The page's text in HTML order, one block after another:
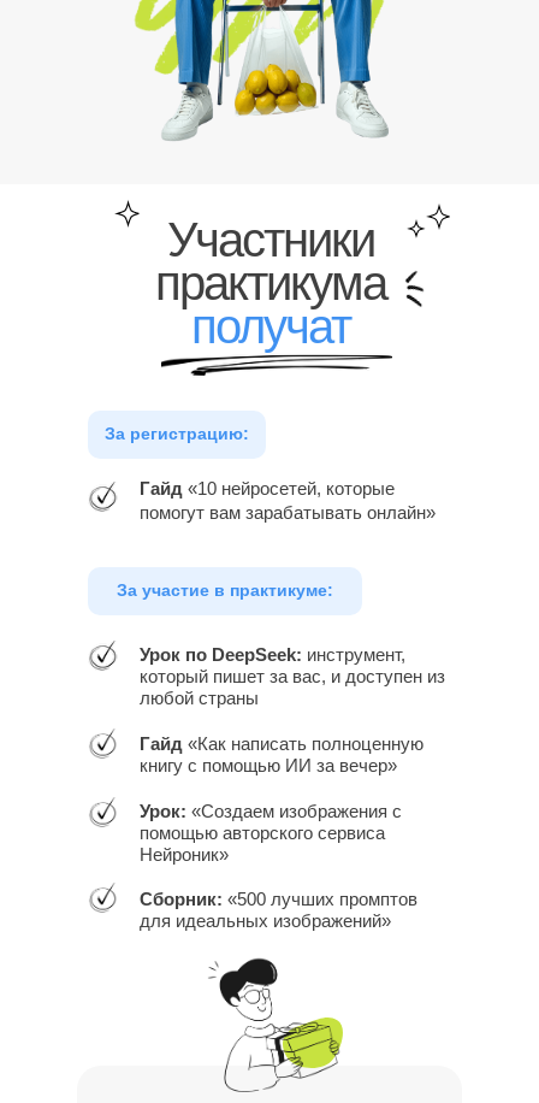
За регистрацию:
Участники
практикума
получат
Гайд «10 нейросетей, которые
помогут вам зарабатывать онлайн»
За участие в практикуме:
Урок по DeepSeek: инструмент,
который пишет за вас, и доступен из
любой страны
Гайд «Как написать полноценную
книгу с помощью ИИ за вечер»
Урок: «Создаем изображения с
помощью авторского сервиса
Нейроник»
Сборник: «500 лучших промптов
для идеальных изображений»